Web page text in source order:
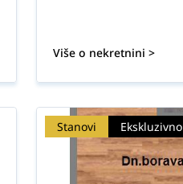
Više o nekretnini >
Stanovi Ekskluzivno